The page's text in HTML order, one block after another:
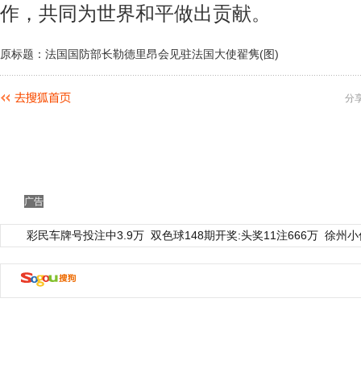
作，共同为世界和平做出贡献。
原标题：法国国防部长勒德里昂会见驻法国大使翟隽(图)
分
广告
彩民车牌号投注中3.9万 双色球148期开奖:头奖11注666万 徐州